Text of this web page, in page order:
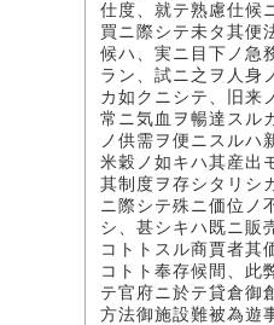
仕度、就テ熟慮仕候
買ニ際シテ未タ其便
候ハ、実ニ目下ノ急
ラン、試ニ之ヲ人身
カ如クニシテ、旧来
常ニ気血ヲ暢達スル
ノ供需ヲ便ニスルハ
米穀ノ如キハ其産出
其制度ヲ存シタリシ
ニ際シテ殊ニ価位ノ
シ、甚シキハ既ニ販
コトトスル商賈者其
コトト奉存候間、此
テ官府ニ於テ貸倉御
方法御施設難被為遊